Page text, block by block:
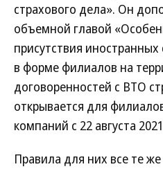
страхового дела». Он
объемной главой
присутствия
в форме филиалов на
договоренностей с ВТО
открывается для
компаний с 22 августа
Правила для них все те